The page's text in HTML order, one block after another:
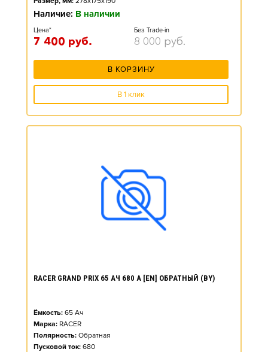
Наличие: В наличии
Цена*
7 400 руб.
Без Trade-in
8 000 руб.
В КОРЗИНУ
В 1 клик
RACER GRAND PRIX 65 АЧ 680 А [EN] ОБРАТНЫЙ (BY)
Ёмкость: 65 Ач
Марка: RACER
Полярность: Обратная
Пусковой ток: 680